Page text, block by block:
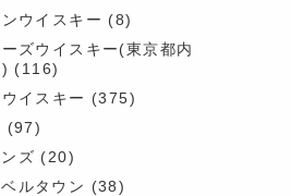
ウイスキー (8)
ズウイスキー(東京都内
(116)
イスキー (375)
(97)
ズ (20)
ルタウン (38)